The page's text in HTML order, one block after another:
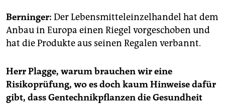
Berninger: Der Lebensmitteleinzelhandel hat dem
Anbau in Europa einen Riegel vorgeschoben und
hat die Produkte aus seinen Regalen verbannt.
Herr Plagge, warum brauchen wir eine
Risikoprüfung, wo es doch kaum Hinweise dafür
gibt, dass Gentechnikpflanzen die Gesundheit